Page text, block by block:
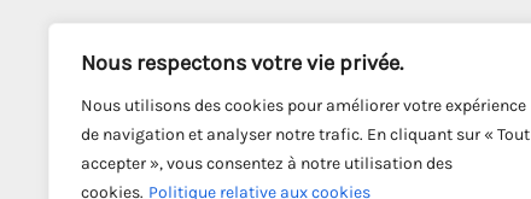
Nous respectons votre vie privée.
Nous utilisons des cookies pour améliorer votre expérience
de navigation et analyser notre trafic. En cliquant sur « Tout
accepter », vous consentez à notre utilisation des
cookies. Politique relative aux cookies